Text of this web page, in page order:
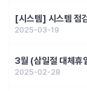
[시스템] 시스템 점
2025-03-19
3월 (삼일절 대체휴
2025-02-28